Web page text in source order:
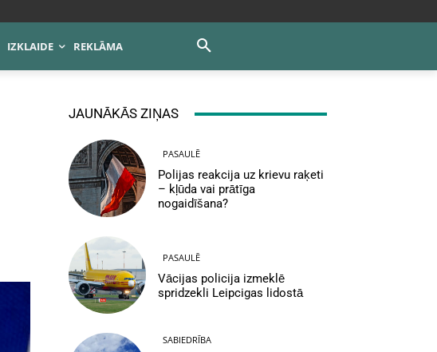
IZKLAIDE REKLĀMA
JAUNĀKĀS ZIŅAS
PASAULĒ
Polijas reakcija uz krievu raķeti
– kļūda vai prātīga
nogaidīšana?
PASAULĒ
Vācijas policija izmeklē
spridzekli Leipcigas lidostā
SABIEDRĪBA